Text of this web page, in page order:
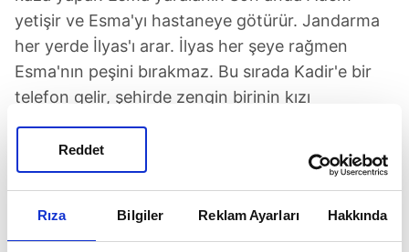
Rıza Bilgiler Reklam Ayarları Hakkında
Reddet
yetişir ve Esma'yı hastaneye götürür. Jandarma
her yerde İlyas'ı arar. İlyas her şeye rağmen
Esma'nın peşini bırakmaz. Bu sırada Kadir'e bir
telefon gelir, şehirde zengin birinin kızı
evleniyordur. Kadir, Vahit'i ikna etmek için camiye
gider. Yaptığı bir sakarlıkla hoparlörün ses
düğmesine dokunur.